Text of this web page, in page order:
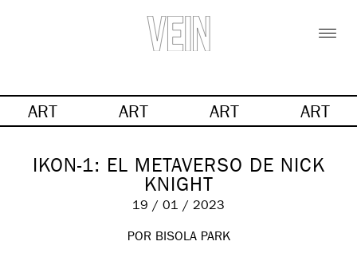
ART ART ART ART
IKON-1: EL METAVERSO DE NICK
KNIGHT
19 / 01 / 2023
POR BISOLA PARK